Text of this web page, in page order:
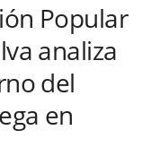
Popular
analiza
del
en